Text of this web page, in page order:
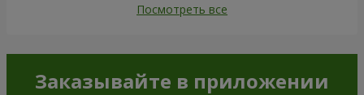
Посмотреть все
Заказывайте в приложении